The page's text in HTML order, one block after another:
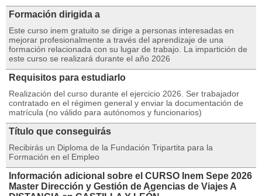
Formación dirigida a
Este curso inem gratuito se dirige a personas interesadas en
mejorar profesionalmente a través del aprendizaje de una
formación relacionada con su lugar de trabajo. La impartición de
este curso se realizará durante el año 2026
Requisitos para estudiarlo
Realización del curso durante el ejercicio 2026. Ser trabajador
contratado en el régimen general y enviar la documentación de
matrícula (no válido para autónomos y funcionarios)
Título que conseguirás
Recibirás un Diploma de la Fundación Tripartita para la
Formación en el Empleo
Información adicional sobre el CURSO Inem Sepe 2026
Master Dirección y Gestión de Agencias de Viajes A